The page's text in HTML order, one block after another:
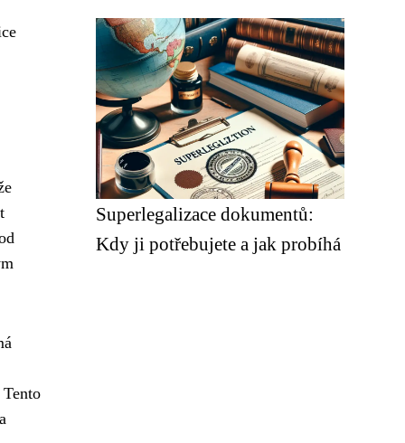
Superlegalizace dokumentů:
Kdy ji potřebujete a jak probíhá